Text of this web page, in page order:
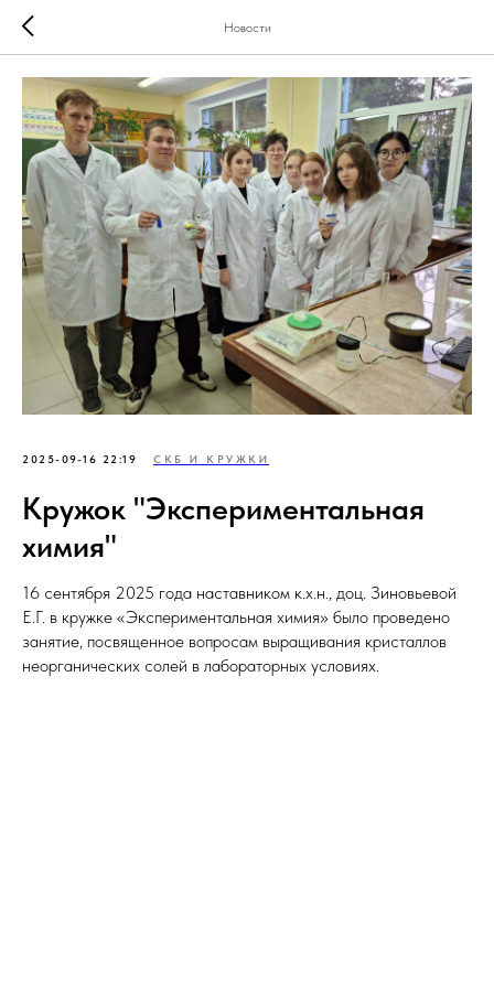
Новости
2025-09-16 22:19 СКБ И КРУЖКИ
Кружок "Экспериментальная
химия"
16 сентября 2025 года наставником к.х.н., доц. Зиновьевой
Е.Г. в кружке «Экспериментальная химия» было проведено
занятие, посвященное вопросам выращивания кристаллов
неорганических солей в лабораторных условиях.